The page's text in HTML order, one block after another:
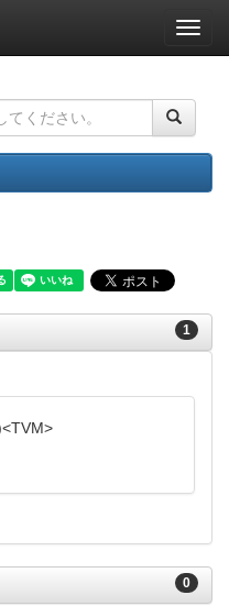
ナ
ビ
ー
ョ
ン
1
TVM
0